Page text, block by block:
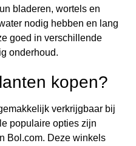
bladeren, wortels en
nodig hebben en lang
goed in verschillende
onderhoud.
kopen?
verkrijgbaar bij
populaire opties zijn
Bol.com. Deze winkels